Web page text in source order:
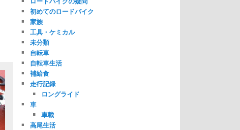
初めてのロードバイク
家族
工具・ケミカル
未分類
自転車
自転車生活
補給食
走行記録
ロングライド
車
車載
高尾生活